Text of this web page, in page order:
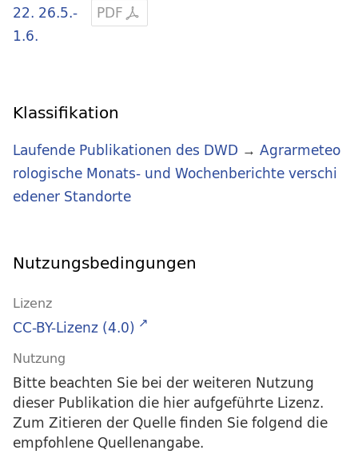
PDF
22. 26.5.-
1.6.
Klassifikation
Laufende Publikationen des DWD → Agrarmeteo
rologische Monats- und Wochenberichte verschi
edener Standorte
Nutzungsbedingungen
Lizenz
CC-BY-Lizenz (4.0)
Nutzung
Bitte beachten Sie bei der weiteren Nutzung
dieser Publikation die hier aufgeführte Lizenz.
Zum Zitieren der Quelle finden Sie folgend die
empfohlene Quellenangabe.